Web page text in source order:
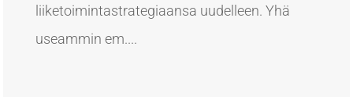
liiketoimintastrategiaansa uudelleen. Yhä
useammin em....